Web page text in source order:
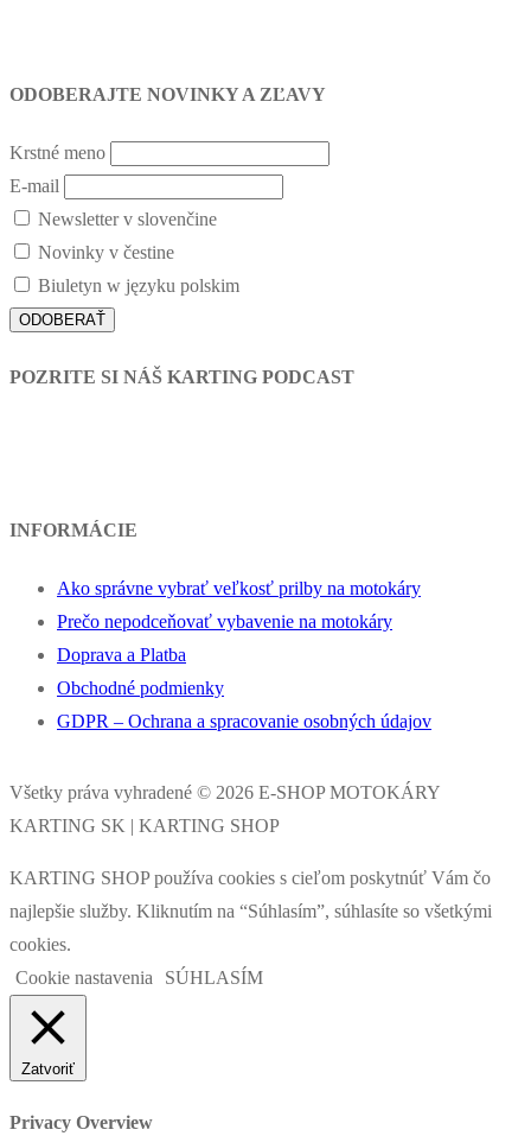
ODOBERAJTE NOVINKY A ZĽAVY
Krstné meno
E-mail
Newsletter v slovenčine
Novinky v čestine
Biuletyn w języku polskim
POZRITE SI NÁŠ KARTING PODCAST
INFORMÁCIE
Ako správne vybrať veľkosť prilby na motokáry
Prečo nepodceňovať vybavenie na motokáry
Doprava a Platba
Obchodné podmienky
GDPR – Ochrana a spracovanie osobných údajov
Všetky práva vyhradené © 2026 E-SHOP MOTOKÁRY
KARTING SK | KARTING SHOP
KARTING SHOP používa cookies s cieľom poskytnúť Vám čo
najlepšie služby. Kliknutím na “Súhlasím”, súhlasíte so všetkými
cookies.
Cookie nastavenia
SÚHLASÍM
Zatvoriť
Privacy Overview